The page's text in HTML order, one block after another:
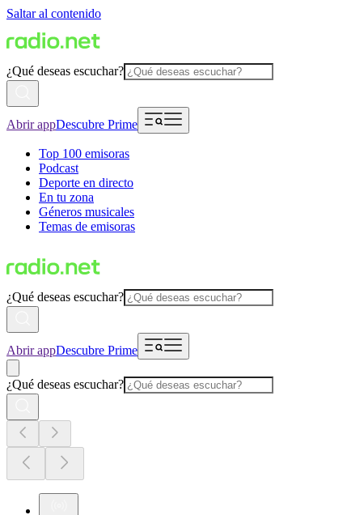
Saltar al contenido
¿Qué deseas escuchar?
Abrir appDescubre Prime
Top 100 emisoras
Podcast
Deporte en directo
En tu zona
Géneros musicales
Temas de emisoras
¿Qué deseas escuchar?
Abrir appDescubre Prime
¿Qué deseas escuchar?